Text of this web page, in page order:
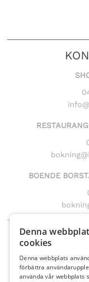
BOENDE
Denna
cookies
Denna webbplats
förbättra
använda vår webbplats